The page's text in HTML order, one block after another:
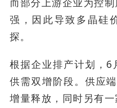
强，因此导致多晶硅
探。
根据企业排产计划，6
供需双增阶段。供应
增量释放，同时另有